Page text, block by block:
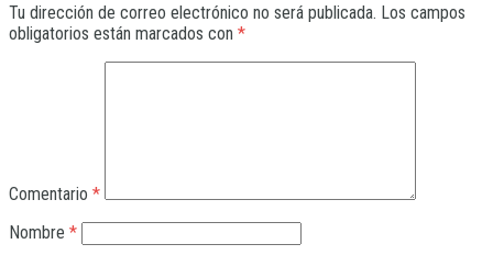
Tu dirección de correo electrónico no será publicada. Los campos
obligatorios están marcados con *
Comentario *
Nombre *